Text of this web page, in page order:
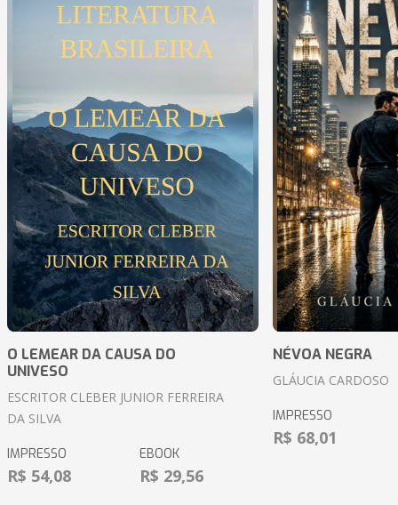
O LEMEAR DA CAUSA DO
UNIVESO
ESCRITOR CLEBER JUNIOR FERREIRA
DA SILVA
IMPRESSO
R$ 54,08
EBOOK
R$ 29,56
NÉVOA NEGRA
GLÁUCIA CARDOSO
IMPRESSO
R$ 68,01